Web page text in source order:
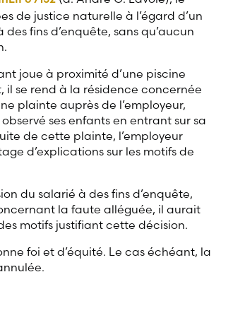
de justice naturelle à l’égard d’un
fins d’enquête, sans qu’aucun
joue à proximité d’une piscine
se rend à la résidence concernée
plainte auprès de l’employeur,
ses enfants en entrant sur sa
de cette plainte, l’employeur
d’explications sur les motifs de
du salarié à des fins d’enquête,
la faute alléguée, il aurait
motifs justifiant cette décision.
foi et d’équité. Le cas échéant, la